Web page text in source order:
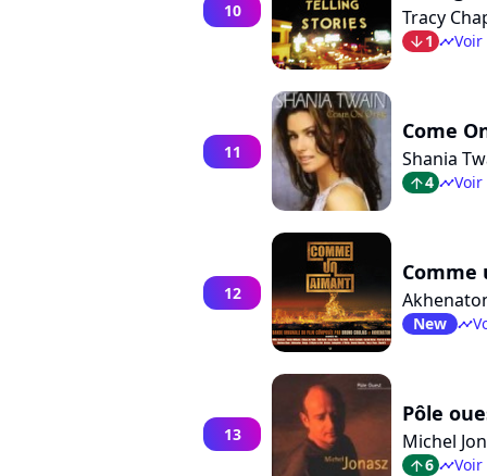
10 Tracy
arrow_bot1 timelineVoir
11
Come
Shania
arrow_top4 timelineVoir
12
Comme
New timeline
13
Pôle
Michel
arrow_top6 timelineVoir